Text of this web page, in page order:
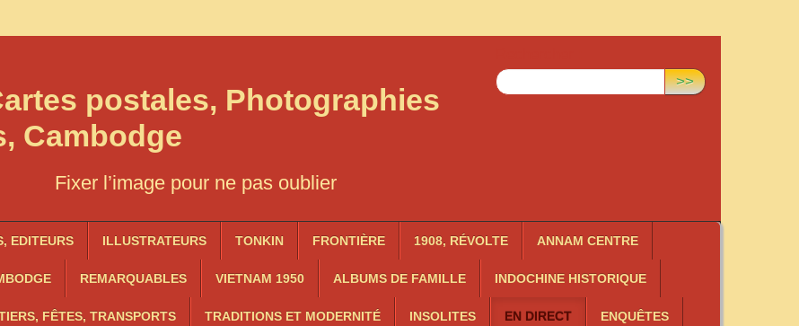
postales, Photographies
Cambodge
Fixer l’image pour ne pas oublier
>>
EDITEURS ILLUSTRATEURS TONKIN FRONTIÈRE 1908, RÉVOLTE ANNAM CENTRE
REMARQUABLES VIETNAM 1950 ALBUMS DE FAMILLE INDOCHINE HISTORIQUE
FÊTES, TRANSPORTS TRADITIONS ET MODERNITÉ INSOLITES EN DIRECT ENQUÊTES